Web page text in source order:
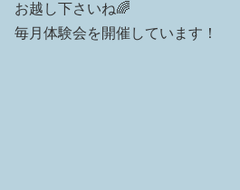
お越し下さいね🌈
⁡毎月体験会を開催しています！